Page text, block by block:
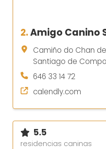
2.Amigo Canino
Camiño do Chan de
Santiago de
646 33 14 72
calendly.com
5.5
residencias caninas